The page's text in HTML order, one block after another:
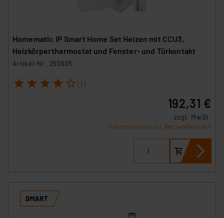
Homematic IP Smart Home Set Heizen mit CCU3,
Heizkörperthermostat und Fenster- und Türkontakt
Artikel-Nr. 250605
1 2 3 4 5 (1)
192,31 €
zzgl. MwSt.
Informationen zu Versandkosten